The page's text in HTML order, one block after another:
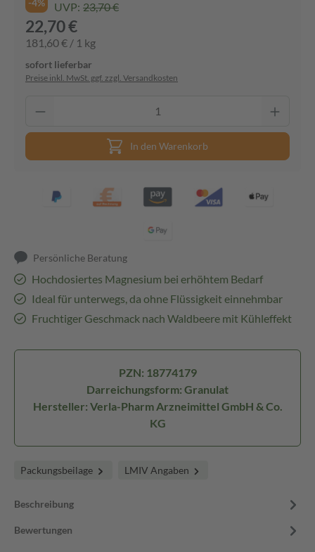
-4% UVP: 23,70 €
22,70 €
181,60 € / 1 kg
sofort lieferbar
Preise inkl. MwSt. ggf. zzgl. Versandkosten
In den Warenkorb
Persönliche Beratung
Hochdosiertes Magnesium bei erhöhtem Bedarf
Ideal für unterwegs, da ohne Flüssigkeit einnehmbar
Fruchtiger Geschmack nach Waldbeere mit Kühleffekt
PZN: 18774179
Darreichungsform: Granulat
Hersteller: Verla-Pharm Arzneimittel GmbH & Co.
KG
Packungsbeilage LMIV Angaben
Beschreibung
Bewertungen